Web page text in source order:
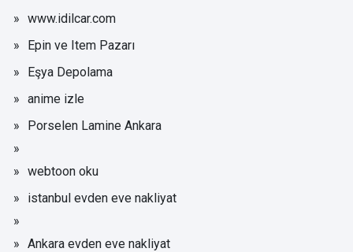
www.idilcar.com
Epin ve Item Pazarı
Eşya Depolama
anime izle
Porselen Lamine Ankara
webtoon oku
istanbul evden eve nakliyat
Ankara evden eve nakliyat